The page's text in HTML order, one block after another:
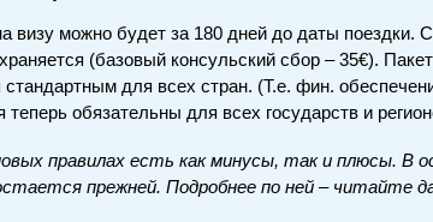
визу можно будет за 180 дней до даты поездки.
(базовый консульский сбор – 35€).
стандартным для всех стран. (Т.е. фин.
теперь обязательны для всех государств и
правилах есть как минусы, так и плюсы. В
прежней. Подробнее по ней – читайте